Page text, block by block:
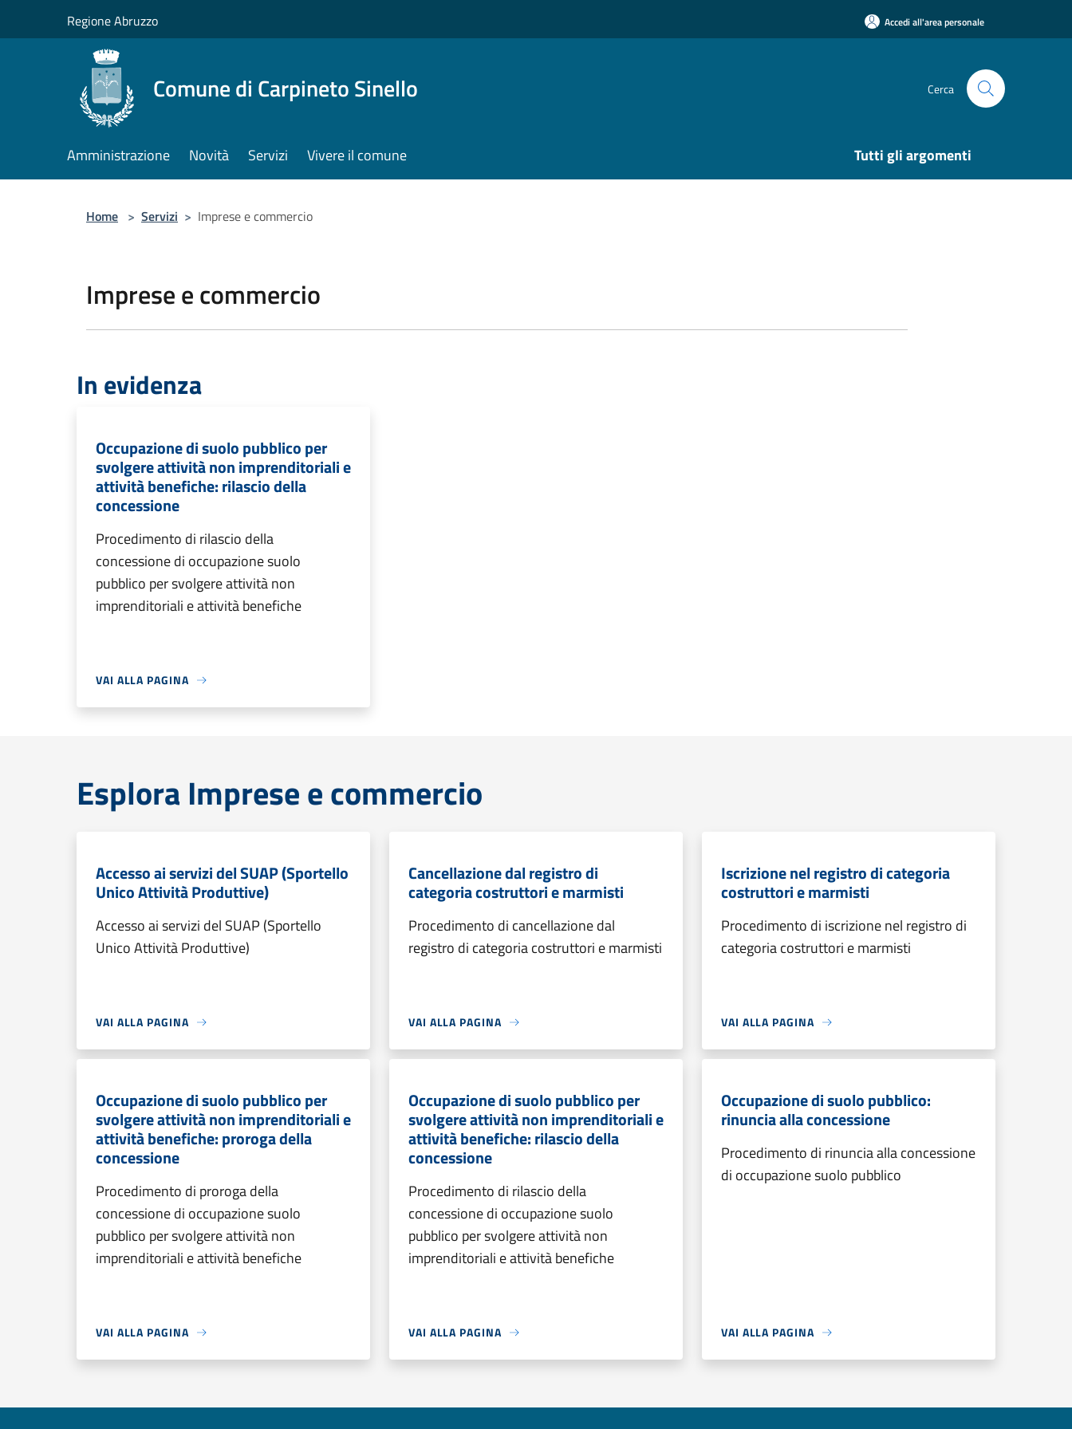
Regione Abruzzo Accedi all'area personale
Comune di Carpineto Sinello Cerca
Amministrazione Novità Servizi Vivere il comune Tutti gli argomenti
Home > Servizi > Imprese e commercio
Imprese e commercio
In evidenza
Occupazione di suolo pubblico per
svolgere attività non imprenditoriali e
attività benefiche: rilascio della
concessione
Procedimento di rilascio della
concessione di occupazione suolo
pubblico per svolgere attività non
imprenditoriali e attività benefiche
VAI ALLA PAGINA
Esplora Imprese e commercio
Accesso ai servizi del SUAP (Sportello
Unico Attività Produttive)
Accesso ai servizi del SUAP (Sportello
Unico Attività Produttive)
VAI ALLA PAGINA
Cancellazione dal registro di
categoria costruttori e marmisti
Procedimento di cancellazione dal
registro di categoria costruttori e marmisti
VAI ALLA PAGINA
Iscrizione nel registro di categoria
costruttori e marmisti
Procedimento di iscrizione nel registro di
categoria costruttori e marmisti
VAI ALLA PAGINA
Occupazione di suolo pubblico per
svolgere attività non imprenditoriali e
attività benefiche: proroga della
concessione
Procedimento di proroga della
concessione di occupazione suolo
pubblico per svolgere attività non
imprenditoriali e attività benefiche
VAI ALLA PAGINA
Occupazione di suolo pubblico per
svolgere attività non imprenditoriali e
attività benefiche: rilascio della
concessione
Procedimento di rilascio della
concessione di occupazione suolo
pubblico per svolgere attività non
imprenditoriali e attività benefiche
VAI ALLA PAGINA
Occupazione di suolo pubblico:
rinuncia alla concessione
Procedimento di rinuncia alla concessione
di occupazione suolo pubblico
VAI ALLA PAGINA